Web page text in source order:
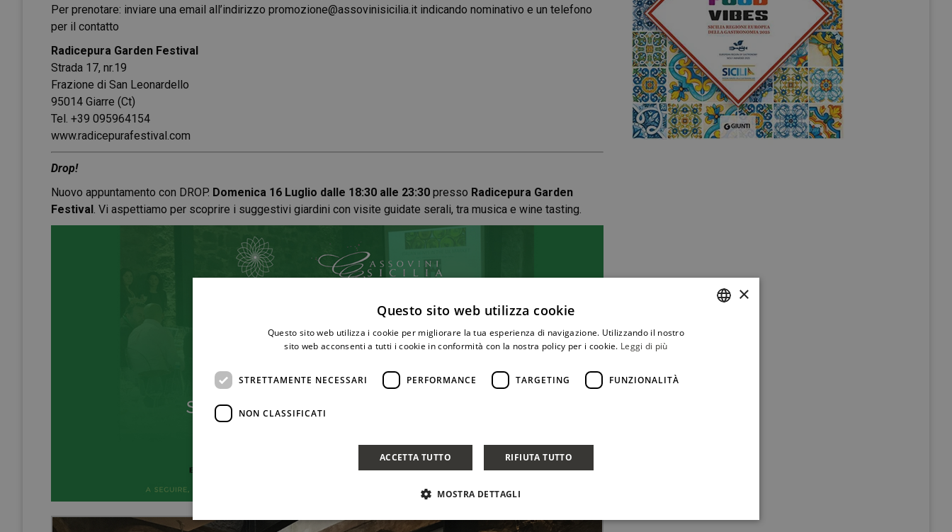
Per prenotare: inviare una email all’indirizzo promozione@assovinisicilia.it indicando nominativo e un telefono
per il contatto
Radicepura Garden Festival
Strada 17, nr.19
Frazione di San Leonardello
95014 Giarre (Ct)
Tel. +39 095964154
www.radicepurafestival.com
Drop!
Nuovo appuntamento con DROP. Domenica 16 Luglio dalle 18:30 alle 23:30 presso Radicepura Garden
Festival. Vi aspettiamo per scoprire i suggestivi giardini con visite guidate serali, tra musica e wine tasting.
×
Questo sito web utilizza cookie
Questo sito web utilizza i cookie per migliorare la tua esperienza di navigazione. Utilizzando il nostro
sito web acconsenti a tutti i cookie in conformità con la nostra policy per i cookie. Leggi di più
STRETTAMENTE NECESSARI PERFORMANCE TARGETING FUNZIONALITÀ
NON CLASSIFICATI
ACCETTA TUTTO RIFIUTA TUTTO
MOSTRA DETTAGLI